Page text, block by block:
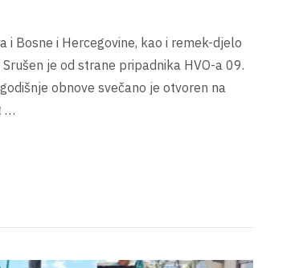
Bosne i Hercegovine, kao i remek-djelo
je od strane pripadnika HVO-a 09.
obnove svečano je otvoren na
…